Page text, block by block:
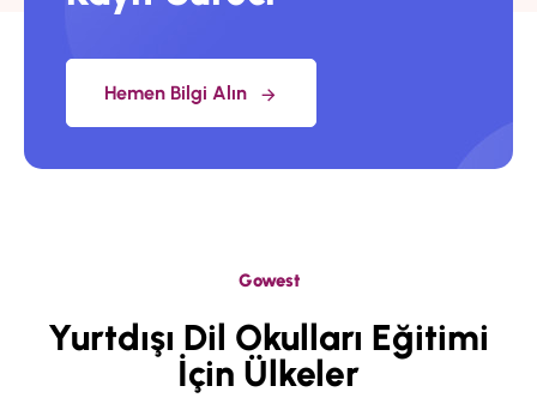
Hemen Bilgi Alın
Gowest
Yurtdışı Dil Okulları Eğitimi
İçin Ülkeler